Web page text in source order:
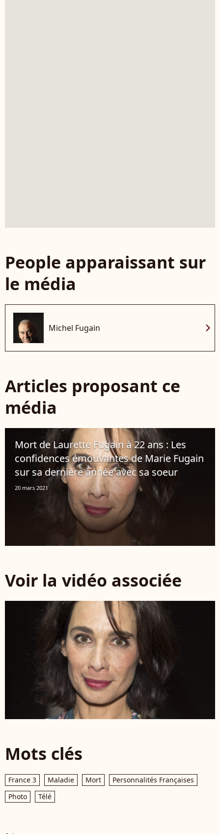
People apparaissant sur
le média
Michel Fugain chevron_right
Articles proposant ce
média
Mort de Laurette Fugain à 22 ans : Les
confidences émouvantes de Marie Fugain
sur sa dernière année avec sa soeur
20 mars 2021
Voir la vidéo associée
Mots clés
France 3 Maladie Mort
Personnalités Françaises
Photo
Télé